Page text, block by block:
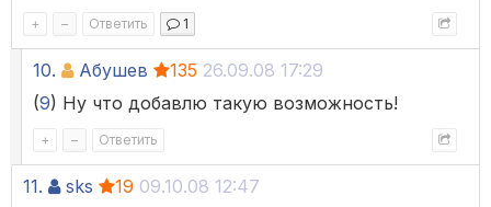
+ – Ответить 1
10. Абушев 135 26.09.08 17:29
(9) Ну что добавлю такую возможность!
+ – Ответить
11. sks 19 09.10.08 12:47